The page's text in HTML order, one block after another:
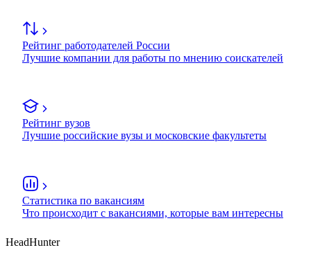
Рейтинг работодателей России
Лучшие компании для работы по мнению соискателей
Рейтинг вузов
Лучшие российские вузы и московские факультеты
Статистика по вакансиям
Что происходит с вакансиями, которые вам интересны
HeadHunter